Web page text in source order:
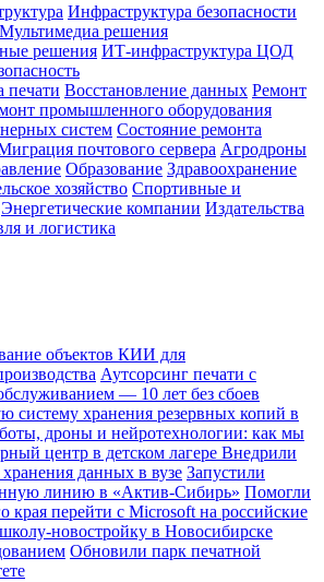
Инфраструктура безопасности
Мультимедиа решения
решения ИТ-инфраструктура ЦОД
печати Восстановление данных Ремонт
промышленного оборудования
систем Состояние ремонта
почтового сервера Агродроны
Образование Здравоохранение
хозяйство Спортивные и
Энергетические компании Издательства
и логистика
объектов КИИ для
Аутсорсинг печати с
— 10 лет без сбоев
систему хранения резервных копий в
дроны и нейротехнологии: как мы
центр в детском лагере Внедрили
данных в вузе Запустили
линию в «Актив-Сибирь» Помогли
перейти с Microsoft на российские
новостройку в Новосибирске
Обновили парк печатной